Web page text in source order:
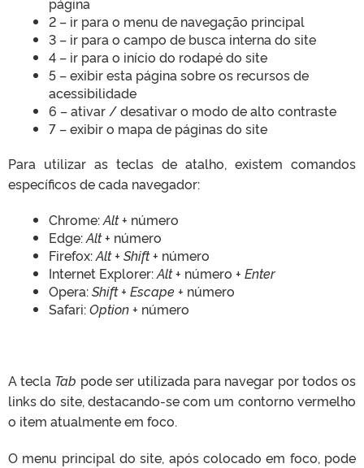
2 – ir para o menu de navegação principal
3 – ir para o campo de busca interna do site
4 – ir para o início do rodapé do site
5 – exibir esta página sobre os recursos de
acessibilidade
6 – ativar / desativar o modo de alto contraste
7 – exibir o mapa de páginas do site
Para utilizar as teclas de atalho, existem comandos
específicos de cada navegador:
Chrome:Alt+ número
Edge:Alt+ número
Firefox:Alt + Shift+ número
Internet Explorer:Alt+ número + Enter
Opera:Shift + Escape+ número
Safari:Option+ número
A tecla Tab pode ser utilizada para navegar por todos os
links do site, destacando-se com um contorno vermelho
o item atualmente em foco.
O menu principal do site, após colocado em foco, pode